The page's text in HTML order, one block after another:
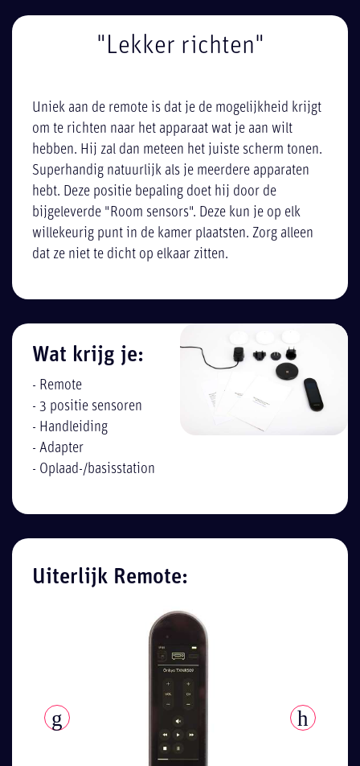
"Lekker richten"
Uniek aan de remote is dat je de mogelijkheid krijgt
om te richten naar het apparaat wat je aan wilt
hebben. Hij zal dan meteen het juiste scherm tonen.
Superhandig natuurlijk als je meerdere apparaten
hebt. Deze positie bepaling doet hij door de
bijgeleverde "Room sensors". Deze kun je op elk
willekeurig punt in de kamer plaatsten. Zorg alleen
dat ze niet te dicht op elkaar zitten.
Wat krijg je:
- Remote
- 3 positie sensoren
- Handleiding
- Adapter
- Oplaad-/basisstation
Uiterlijk Remote: